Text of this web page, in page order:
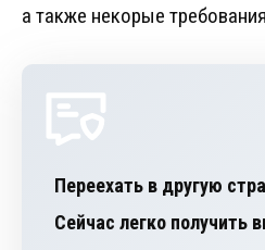
а также некорые
Переехать в другую
Сейчас легко получить